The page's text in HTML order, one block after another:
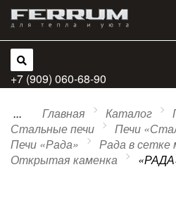
+7 (909) 060-68-90
... Главная Каталог
Стальные печи
Печи
Печи «Рада»
Рада в сетке
Открытая каменка